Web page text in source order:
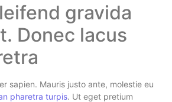
gravida
Donec lacus
sapien. Mauris justo ante, molestie eu
pharetra turpis. Ut eget pretium